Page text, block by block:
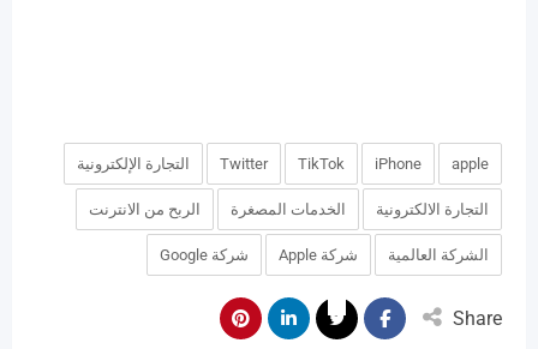
apple
iPhone
TikTok
Twitter التجارة الإلكترونية
التجارة الالكترونية الخدمات المصغرة الربح من الانترنت
الشركة العالمية شركة Apple شركة Google
Share